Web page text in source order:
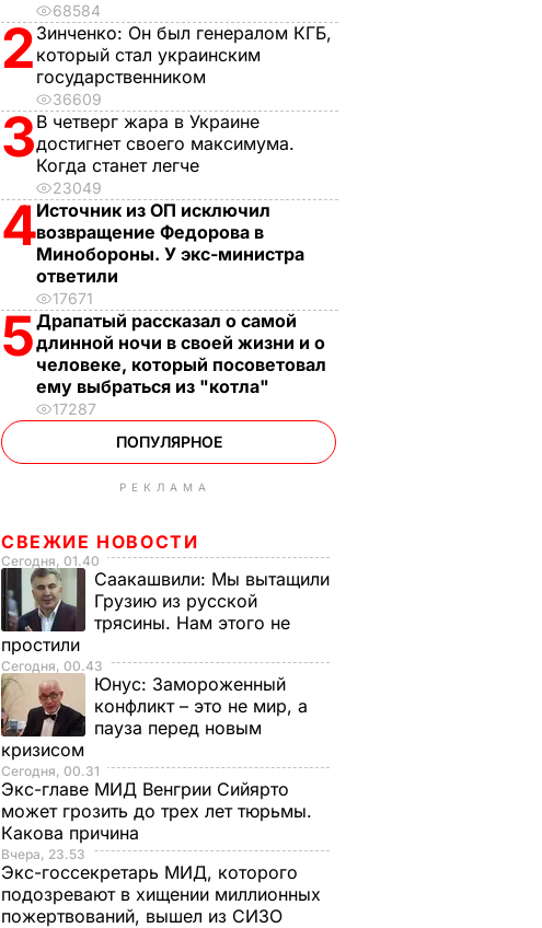
68584
2 Зинченко: Он был генералом КГБ,
который стал украинским
государственником
36609
3В четверг жара в Украине
достигнет своего максимума.
Когда станет легче
23049
4Источник из ОП исключил
возвращение Федорова в
Минобороны. У экс-министра
ответили
17671
5Драпатый рассказал о самой
длинной ночи в своей жизни и о
человеке, который посоветовал
ему выбраться из "котла"
17287
ПОПУЛЯРНОЕ
РЕКЛАМА
СВЕЖИЕ НОВОСТИ
Сегодня, 01.40
Саакашвили: Мы вытащили
Грузию из русской
трясины. Нам этого не
простили
Сегодня, 00.43
Юнус: Замороженный
конфликт – это не мир, а
пауза перед новым
кризисом
Сегодня, 00.31
Экс-главе МИД Венгрии Сийярто
может грозить до трех лет тюрьмы.
Какова причина
Вчера, 23.53
Экс-госсекретарь МИД, которого
подозревают в хищении миллионных
пожертвований, вышел из СИЗО